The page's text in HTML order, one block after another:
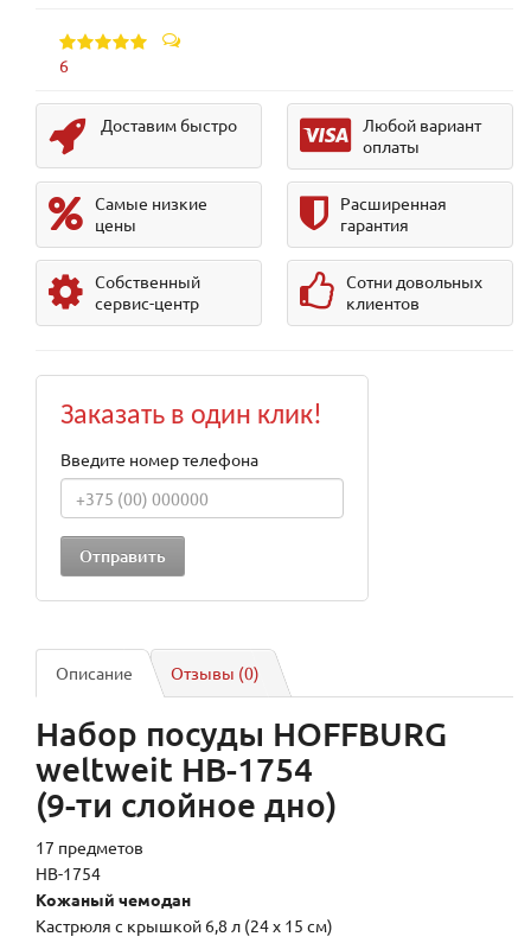
6
Доставим быстро
Любой вариант
оплаты
Самые низкие
цены
Расширенная
гарантия
Собственный
сервис-центр
Сотни довольных
клиентов
Заказать в один клик!
Введите номер телефона
Описание Отзывы (0)
Набор посуды HOFFBURG
weltweit HB-1754
(9-ти слойное дно)
17 предметов
HB-1754
Кожаный чемодан
Кастрюля с крышкой 6,8 л (24 х 15 см)